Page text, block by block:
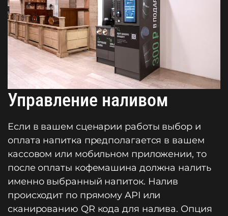
Управление наливом
Если в вашем сценарии работы выбор и
оплата напитка предполагается в вашем
кассовом или мобильном приложении, то
после оплаты кофемашина должна налить
именно выбранный напиток. Налив
происходит по прямому API или
сканированию QR кода для налива. Опция